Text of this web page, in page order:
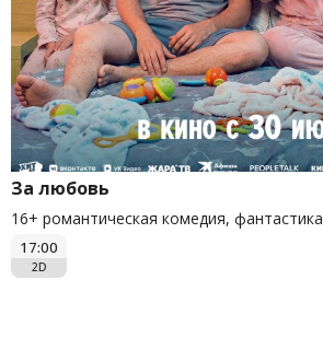
За любовь
16+ романтическая комедия, фантастика
17:00
2D